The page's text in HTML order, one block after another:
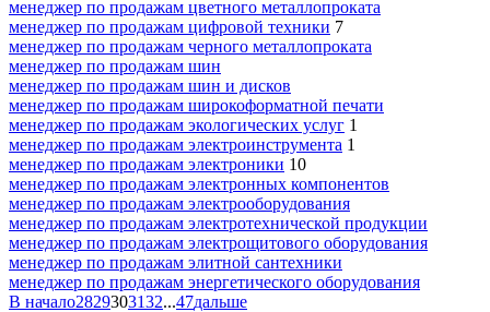
менеджер по продажам цветного металлопроката
менеджер по продажам цифровой техники 7
менеджер по продажам черного металлопроката
менеджер по продажам шин
менеджер по продажам шин и дисков
менеджер по продажам широкоформатной печати
менеджер по продажам экологических услуг 1
менеджер по продажам электроинструмента 1
менеджер по продажам электроники 10
менеджер по продажам электронных компонентов
менеджер по продажам электрооборудования
менеджер по продажам электротехнической продукции
менеджер по продажам электрощитового оборудования
менеджер по продажам элитной сантехники
менеджер по продажам энергетического оборудования
В начало2829303132...47дальше